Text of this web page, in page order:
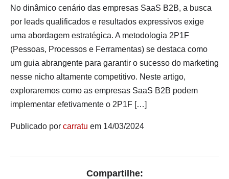
No dinâmico cenário das empresas SaaS B2B, a busca
por leads qualificados e resultados expressivos exige
uma abordagem estratégica. A metodologia 2P1F
(Pessoas, Processos e Ferramentas) se destaca como
um guia abrangente para garantir o sucesso do marketing
nesse nicho altamente competitivo. Neste artigo,
exploraremos como as empresas SaaS B2B podem
implementar efetivamente o 2P1F […]
Publicado por carratu em 14/03/2024
Compartilhe: